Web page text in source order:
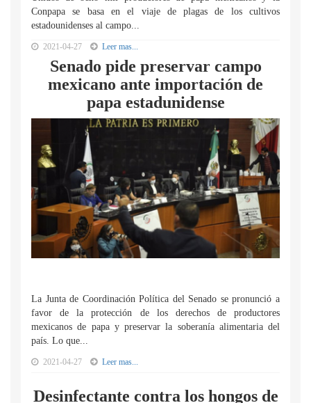
Conpapa se basa en el viaje de plagas de los cultivos
estadounidenses al campo...
2021-04-27 Leer mas...
Senado pide preservar campo
mexicano ante importación de
papa estadunidense
La Junta de Coordinación Política del Senado se pronunció a
favor de la protección de los derechos de productores
mexicanos de papa y preservar la soberanía alimentaria del
país. Lo que...
2021-04-27 Leer mas...
Desinfectante contra los hongos de